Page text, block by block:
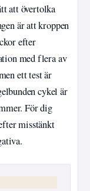
att övertolka
är att kroppen
efter
med flera av
ett test är
cykel är
För dig
misstänkt